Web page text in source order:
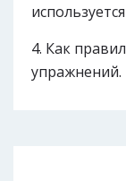
Как
упражнений.